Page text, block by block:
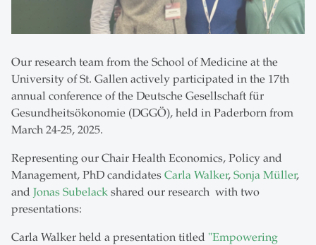
Our research team from the School of Medicine at the
University of St. Gallen actively participated in the 17th
annual conference of the Deutsche Gesellschaft für
Gesundheitsökonomie (DGGÖ), held in Paderborn from
March 24-25, 2025.
Representing our Chair Health Economics, Policy and
Management, PhD candidates Carla Walker, Sonja Müller,
and Jonas Subelack shared our research with two
presentations:
Carla Walker held a presentation titled "Empowering